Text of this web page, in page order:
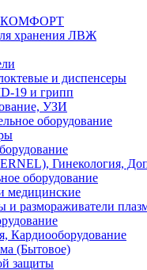
КОМФОРТ
хранения ЛВЖ
и диспенсеры
19 и грипп
УЗИ
оборудование
Гинекология,
оборудование
медицинские
и размораживатели
Кардиооборудование
(Бытовое)
защиты